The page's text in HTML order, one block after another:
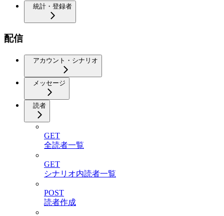
統計・登録者
配信
アカウント・シナリオ
メッセージ
読者
GET
全読者一覧
GET
シナリオ内読者一覧
POST
読者作成